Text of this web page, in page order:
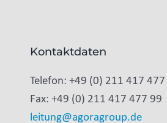
Kontaktdaten
Telefon: +49 (0) 211 417
Fax: +49 (0) 211 417 477 99
leitung@agoragroup.de